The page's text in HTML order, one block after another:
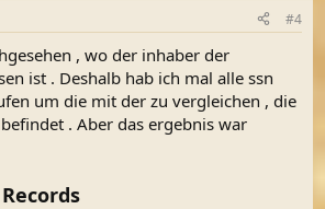
#4
, wo der inhaber der
ist . Deshalb hab ich mal alle ssn
um die mit der zu vergleichen , die
. Aber das ergebnis war